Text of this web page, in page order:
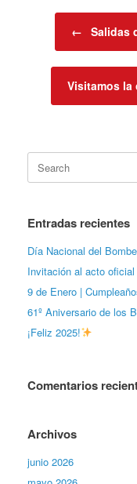
← Salidas
Visitamos la
Search
for:
Entradas recientes
Día Nacional del
Invitación al acto
9 de Enero |
61º Aniversario de los
¡Feliz 2025!
Comentarios
Archivos
junio 2026